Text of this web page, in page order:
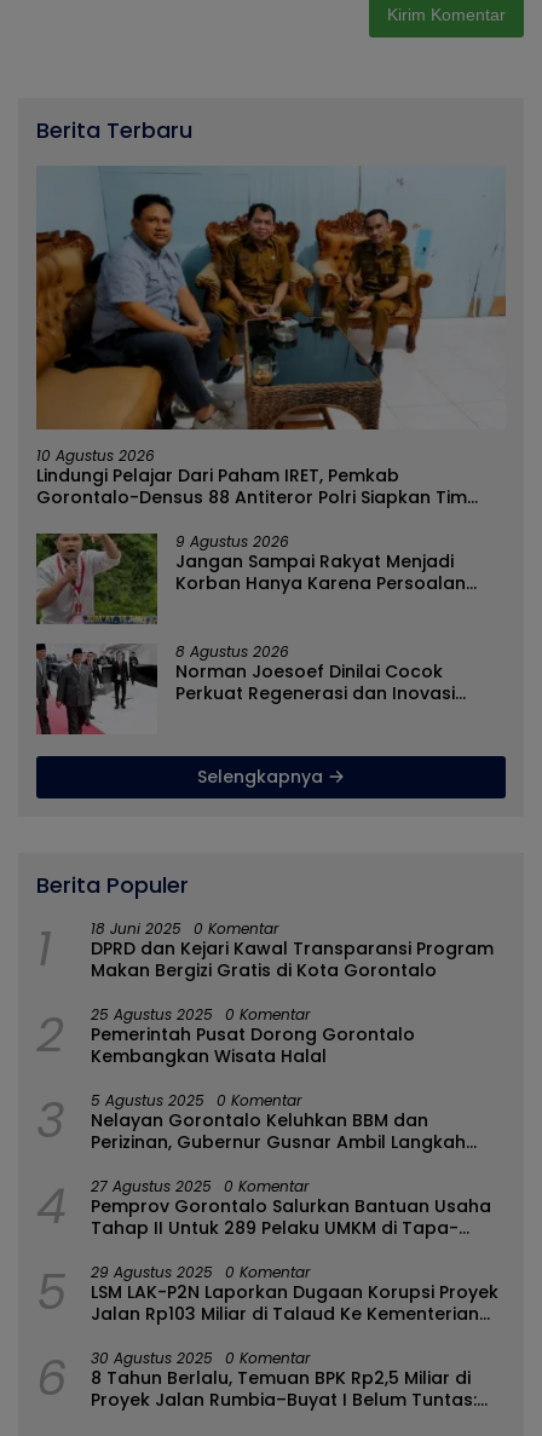
Berita Terbaru
10 Agustus 2026
Lindungi Pelajar Dari Paham IRET, Pemkab
Gorontalo-Densus 88 Antiteror Polri Siapkan Tim
9 Agustus 2026
Jangan Sampai Rakyat Menjadi
Korban Hanya Karena Persoalan
8 Agustus 2026
Norman Joesoef Dinilai Cocok
Perkuat Regenerasi dan Inovasi
Selengkapnya
Berita Populer
1 18 Juni 2025 0 Komentar
DPRD dan Kejari Kawal Transparansi Program
Makan Bergizi Gratis di Kota Gorontalo
2 25 Agustus 2025 0 Komentar
Pemerintah Pusat Dorong Gorontalo
Kembangkan Wisata Halal
3 5 Agustus 2025 0 Komentar
Nelayan Gorontalo Keluhkan BBM dan
Perizinan, Gubernur Gusnar Ambil Langkah
4 27 Agustus 2025 0 Komentar
Pemprov Gorontalo Salurkan Bantuan Usaha
Tahap II Untuk 289 Pelaku UMKM di Tapa-
5 29 Agustus 2025 0 Komentar
LSM LAK-P2N Laporkan Dugaan Korupsi Proyek
Jalan Rp103 Miliar di Talaud Ke Kementerian
6 30 Agustus 2025 0 Komentar
8 Tahun Berlalu, Temuan BPK Rp2,5 Miliar di
Proyek Jalan Rumbia–Buyat I Belum Tuntas: